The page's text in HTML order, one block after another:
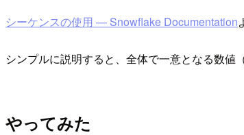
シーケンスの使用 — Snowflake Documentation
シンプルに説明すると、全体で一意となる数値
やってみた